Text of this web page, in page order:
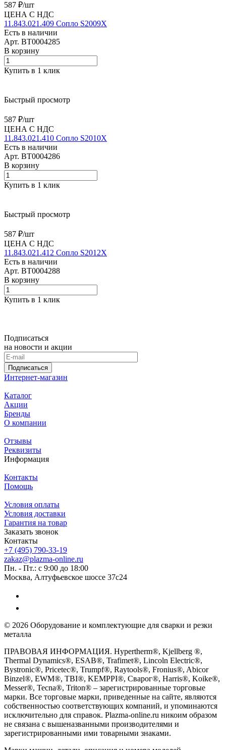
587 ₽/шт
ЦЕНА С НДС
11.843.021.409 Сопло S2009X
Есть в наличии
Арт. BT0004285
В корзину
Купить в 1 клик
Быстрый просмотр
587 ₽/шт
ЦЕНА С НДС
11.843.021.410 Сопло S2010X
Есть в наличии
Арт. BT0004286
В корзину
Купить в 1 клик
Быстрый просмотр
587 ₽/шт
ЦЕНА С НДС
11.843.021.412 Сопло S2012X
Есть в наличии
Арт. BT0004288
В корзину
Купить в 1 клик
Подписаться
на новости и акции
Подписаться
Интернет-магазин
Каталог
Акции
Бренды
О компании
Отзывы
Реквизиты
Информация
Контакты
Помощь
Условия оплаты
Условия доставки
Гарантия на товар
Заказать звонок
Контакты
+7 (495) 790-33-19
zakaz@plazma-online.ru
Пн. - Пт.: с 9:00 до 18:00
Москва, Алтуфьевское шоссе 37с24
© 2026 Оборудование и комплектующие для сварки и резки
металла
ПРАВОВАЯ ИНФОРМАЦИЯ. Hypertherm®, Kjellberg ®,
Thermal Dynamics®, ESAB®, Trafimet®, Lincoln Electric®,
Bystronic®, Pricetec®, Trumpf®, Raytools®, Fronius®, Abicor
Binzel®, EWM®, TBI®, KEMPPI®, Сварог®, Harris®, Koike®,
Messer®, Tecna®, Triton® – зарегистрированные торговые
марки. Все торговые марки, приведенные на сайте, являются
собственностью соответствующих компаний, и упоминаются
исключительно для справок. Plazma-online.ru никоим образом
не связана с вышеназванными производителями и
зарегистрированными ими товарными знаками.